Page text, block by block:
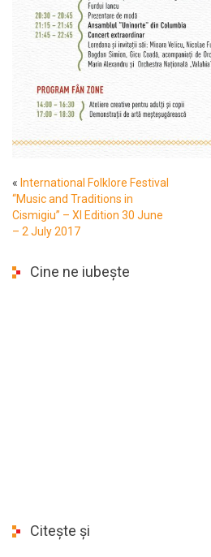
« International Folklore Festival
“Music and Traditions in
Cismigiu” – XI Edition 30 June
– 2 July 2017
Cine ne iubește
Citește și